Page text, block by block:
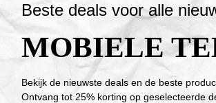
Beste deals voor alle
MOBIELE
Bekijk de nieuwste deals en de beste
Ontvang tot 25% korting op geselecteerde